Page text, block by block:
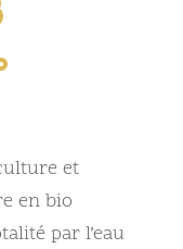
et
en bio
par l’eau